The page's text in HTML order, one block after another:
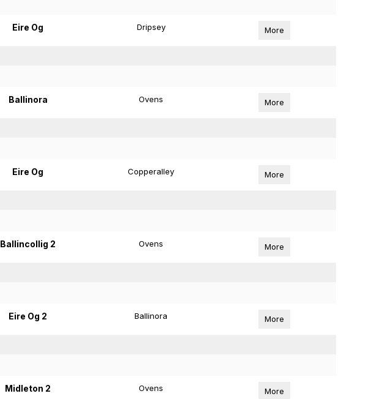
Eire Og Dripsey More
Ballinora Ovens More
Eire Og Copperalley More
Ballincollig 2 Ovens More
Eire Og 2 Ballinora More
Midleton 2 Ovens More